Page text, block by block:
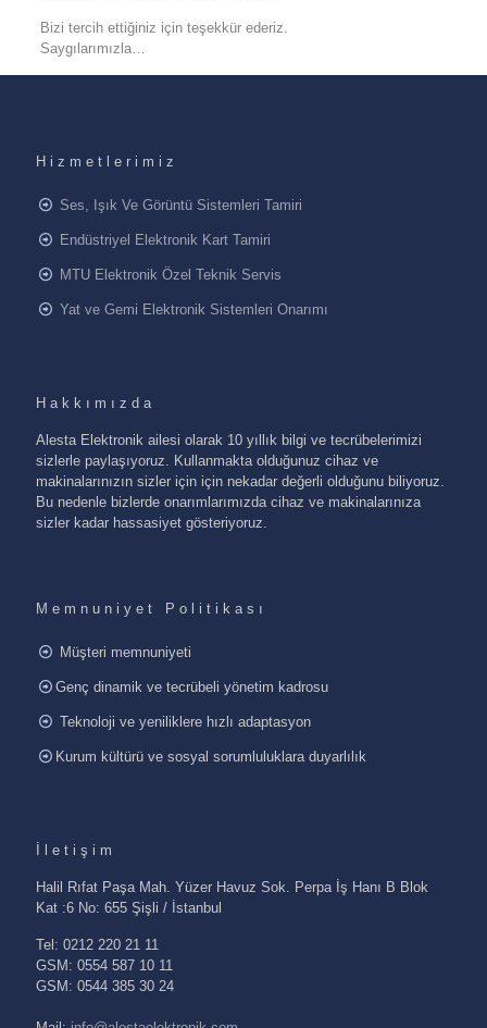
Bizi tercih ettiğiniz için teşekkür ederiz.
Saygılarımızla…
Hizmetlerimiz
Ses, Işık Ve Görüntü Sistemleri Tamiri
Endüstriyel Elektronik Kart Tamiri
MTU Elektronik Özel Teknik Servis
Yat ve Gemi Elektronik Sistemleri Onarımı
Hakkımızda
Alesta Elektronik ailesi olarak 10 yıllık bilgi ve tecrübelerimizi
sizlerle paylaşıyoruz. Kullanmakta olduğunuz cihaz ve
makinalarınızın sizler için için nekadar değerli olduğunu biliyoruz.
Bu nedenle bizlerde onarımlarımızda cihaz ve makinalarınıza
sizler kadar hassasiyet gösteriyoruz.
Memnuniyet Politikası
Müşteri memnuniyeti
Genç dinamik ve tecrübeli yönetim kadrosu
Teknoloji ve yeniliklere hızlı adaptasyon
Kurum kültürü ve sosyal sorumluluklara duyarlılık
İletişim
Halil Rıfat Paşa Mah. Yüzer Havuz Sok. Perpa İş Hanı B Blok
Kat :6 No: 655 Şişli / İstanbul
Tel: 0212 220 21 11
GSM: 0554 587 10 11
GSM: 0544 385 30 24